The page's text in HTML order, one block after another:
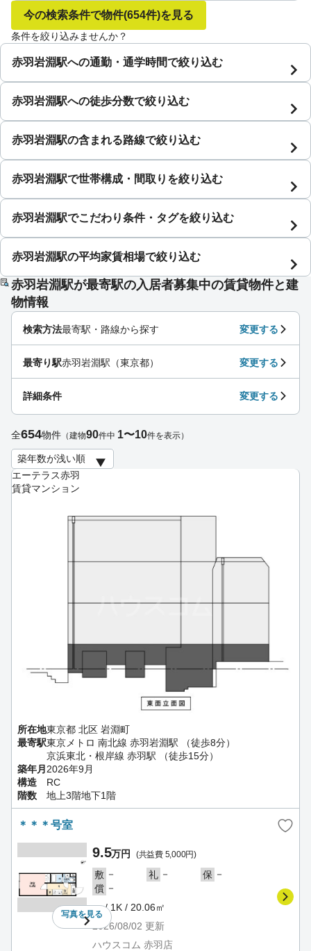
今の検索条件で物件(654件)を見る
条件を絞り込みませんか？
赤羽岩淵駅への通勤・通学時間で絞り込む
赤羽岩淵駅への徒歩分数で絞り込む
赤羽岩淵駅の含まれる路線で絞り込む
赤羽岩淵駅で世帯構成・間取りを絞り込む
赤羽岩淵駅でこだわり条件・タグを絞り込む
赤羽岩淵駅の平均家賃相場で絞り込む
赤羽岩淵駅が最寄駅の入居者募集中の賃貸物件と建
物情報
エーテラス赤羽
賃貸マンション
所在地東京都 北区 岩淵町
最寄駅東京メトロ 南北線 赤羽岩淵駅 （徒歩8分）
京浜東北・根岸線 赤羽駅 （徒歩15分）
築年月 2026年9月
構造
RC
階数
地上3階地下1階
＊＊＊号室
写真を見る
9.5万円 (共益費 5,000円)
敷 － 礼 － 保 －
償 －
－ / 1K / 20.06㎡
2026/08/02 更新
ハウスコム 赤羽店
検索方法最寄駅・路線から探す 変更する
最寄り駅赤羽岩淵駅（東京都） 変更する
詳細条件 変更する
全654物件 （建物90件中 1〜10件を表示）